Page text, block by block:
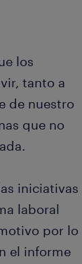
los
tanto a
de nuestro
que no
iniciativas
laboral
por lo
el informe